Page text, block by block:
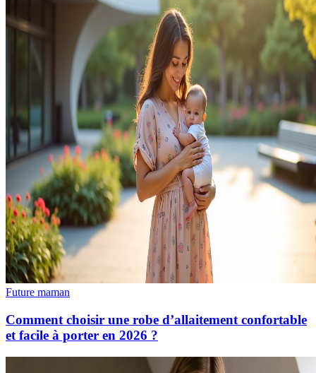
Future maman
Comment choisir une robe d’allaitement confortable
et facile à porter en 2026 ?